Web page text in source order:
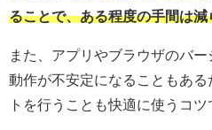
ることで、ある程度の手間は
また、アプリやブラウザのバー
動作が不安定になることもあ
トを行うことも快適に使うコツ